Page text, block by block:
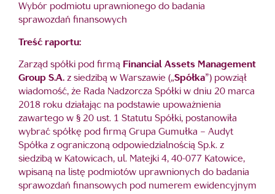
Wybór podmiotu uprawnionego do badania
sprawozdań finansowych
Treść raportu:
Zarząd spółki pod firmą Financial Assets Management
Group S.A. z siedzibą w Warszawie („Spółka”) powziął
wiadomość, że Rada Nadzorcza Spółki w dniu 20 marca
2018 roku działając na podstawie upoważnienia
zawartego w § 20 ust. 1 Statutu Spółki, postanowiła
wybrać spółkę pod firmą Grupa Gumułka – Audyt
Spółka z ograniczoną odpowiedzialnością Sp.k. z
siedzibą w Katowicach, ul. Matejki 4, 40-077 Katowice,
wpisaną na listę podmiotów uprawnionych do badania
sprawozdań finansowych pod numerem ewidencyjnym